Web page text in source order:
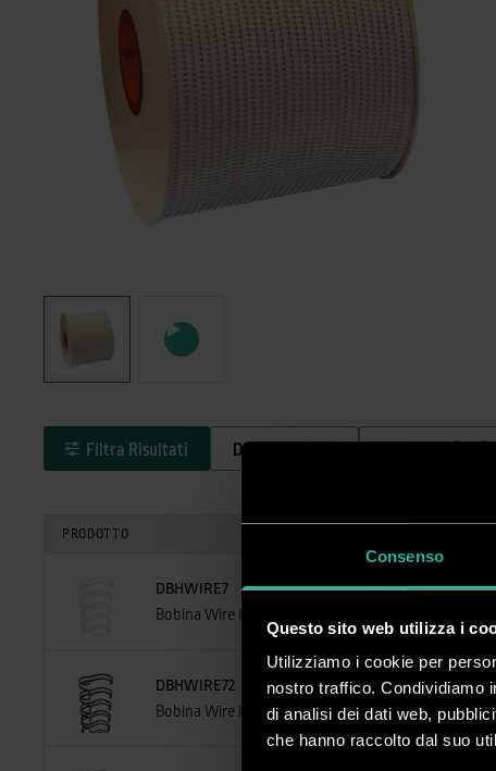
Consenso
Questo sito web utilizza i
Utilizziamo i cookie per
nostro traffico. Condividiamo
di analisi dei dati web,
che hanno raccolto dal suo
Filtra Risultati Diametro (ISO)
PRODOTTO
DBHWIRE7
Bobina Wire I 60.000 anelli
DBHWIRE72
Bobina Wire I 60.000 anelli